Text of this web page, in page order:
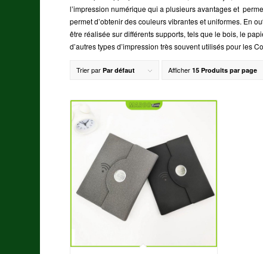
l’impression numérique qui a plusieurs avantages et
permet d’obtenir des couleurs vibrantes et uniformes. En
être réalisée sur différents supports, tels que le bois, le
d’autres types d’impression très souvent utilisés pour les
Trier parPar défaut Afficher15 Produits par page